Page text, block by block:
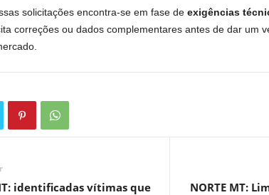
solicitações encontra-se em fase de exigências
correções ou dados complementares antes de dar um
identificadas vítimas que
NORTE MT: